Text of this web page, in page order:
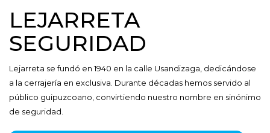
LEJARRETA
SEGURIDAD
Lejarreta se fundó en 1940 en la calle Usandizaga, dedicándose
a la cerrajería en exclusiva. Durante décadas hemos servido al
público guipuzcoano, convirtiendo nuestro nombre en sinónimo
de seguridad.